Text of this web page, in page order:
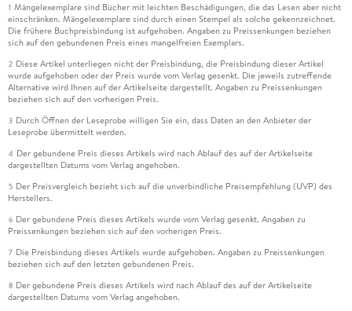
1 Mängelexemplare sind Bücher mit leichten Beschädigungen, die das Lesen aber nicht
einschränken. Mängelexemplare sind durch einen Stempel als solche gekennzeichnet.
Die frühere Buchpreisbindung ist aufgehoben. Angaben zu Preissenkungen beziehen
sich auf den gebundenen Preis eines mangelfreien Exemplars.
2 Diese Artikel unterliegen nicht der Preisbindung, die Preisbindung dieser Artikel
wurde aufgehoben oder der Preis wurde vom Verlag gesenkt. Die jeweils zutreffende
Alternative wird Ihnen auf der Artikelseite dargestellt. Angaben zu Preissenkungen
beziehen sich auf den vorherigen Preis.
3 Durch Öffnen der Leseprobe willigen Sie ein, dass Daten an den Anbieter der
Leseprobe übermittelt werden.
4 Der gebundene Preis dieses Artikels wird nach Ablauf des auf der Artikelseite
dargestellten Datums vom Verlag angehoben.
5 Der Preisvergleich bezieht sich auf die unverbindliche Preisempfehlung (UVP) des
Herstellers.
6 Der gebundene Preis dieses Artikels wurde vom Verlag gesenkt. Angaben zu
Preissenkungen beziehen sich auf den vorherigen Preis.
7 Die Preisbindung dieses Artikels wurde aufgehoben. Angaben zu Preissenkungen
beziehen sich auf den letzten gebundenen Preis.
8 Der gebundene Preis dieses Artikels wird nach Ablauf des auf der Artikelseite
dargestellten Datums vom Verlag angehoben.